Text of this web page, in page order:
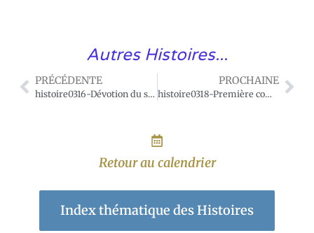
Autres Histoires...
PRÉCÉDENTE
histoire0316-Dévotion du saint curé d’Ars.
PROCHAINE
histoire0318-Première communion favorisée par saint Joseph.
Retour au calendrier
Index thématique des Histoires